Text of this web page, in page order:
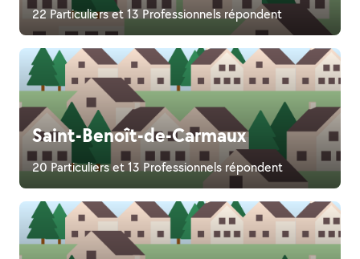
22 Particuliers et 13 Professionnels répondent
Saint-Benoît-de-Carmaux
20 Particuliers et 13 Professionnels répondent